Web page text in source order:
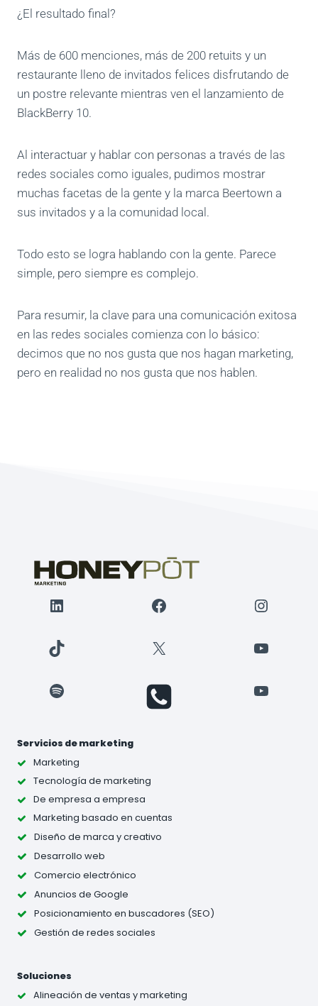
¿El resultado final?
Más de 600 menciones, más de 200 retuits y un
restaurante lleno de invitados felices disfrutando de
un postre relevante mientras ven el lanzamiento de
BlackBerry 10.
Al interactuar y hablar con personas a través de las
redes sociales como iguales, pudimos mostrar
muchas facetas de la gente y la marca Beertown a
sus invitados y a la comunidad local.
Todo esto se logra hablando con la gente. Parece
simple, pero siempre es complejo.
Para resumir, la clave para una comunicación exitosa
en las redes sociales comienza con lo básico:
decimos que no nos gusta que nos hagan marketing,
pero en realidad no nos gusta que nos hablen.
LinkedIn Facebook
TikTok X YouTube
Spotify YouTube
Servicios de marketing
Marketing
Tecnología de marketing
De empresa a empresa
Marketing basado en cuentas
Diseño de marca y creativo
Desarrollo web
Comercio electrónico
Anuncios de Google
Posicionamiento en buscadores (SEO)
Gestión de redes sociales
Soluciones
Alineación de ventas y marketing